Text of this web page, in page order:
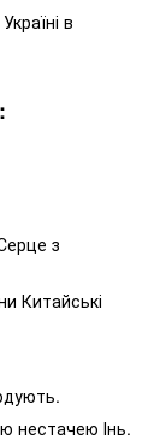
в
з
Китайські
нестачею Інь.